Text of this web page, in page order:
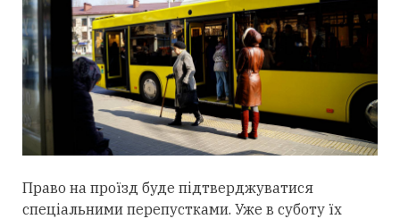
Право на проїзд буде підтверджуватися
спеціальними перепустками. Уже в суботу їх